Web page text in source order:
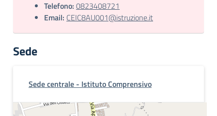
Telefono: 0823408721
Email: CEIC8AU001@istruzione.it
Sede
Sede centrale - Istituto Comprensivo